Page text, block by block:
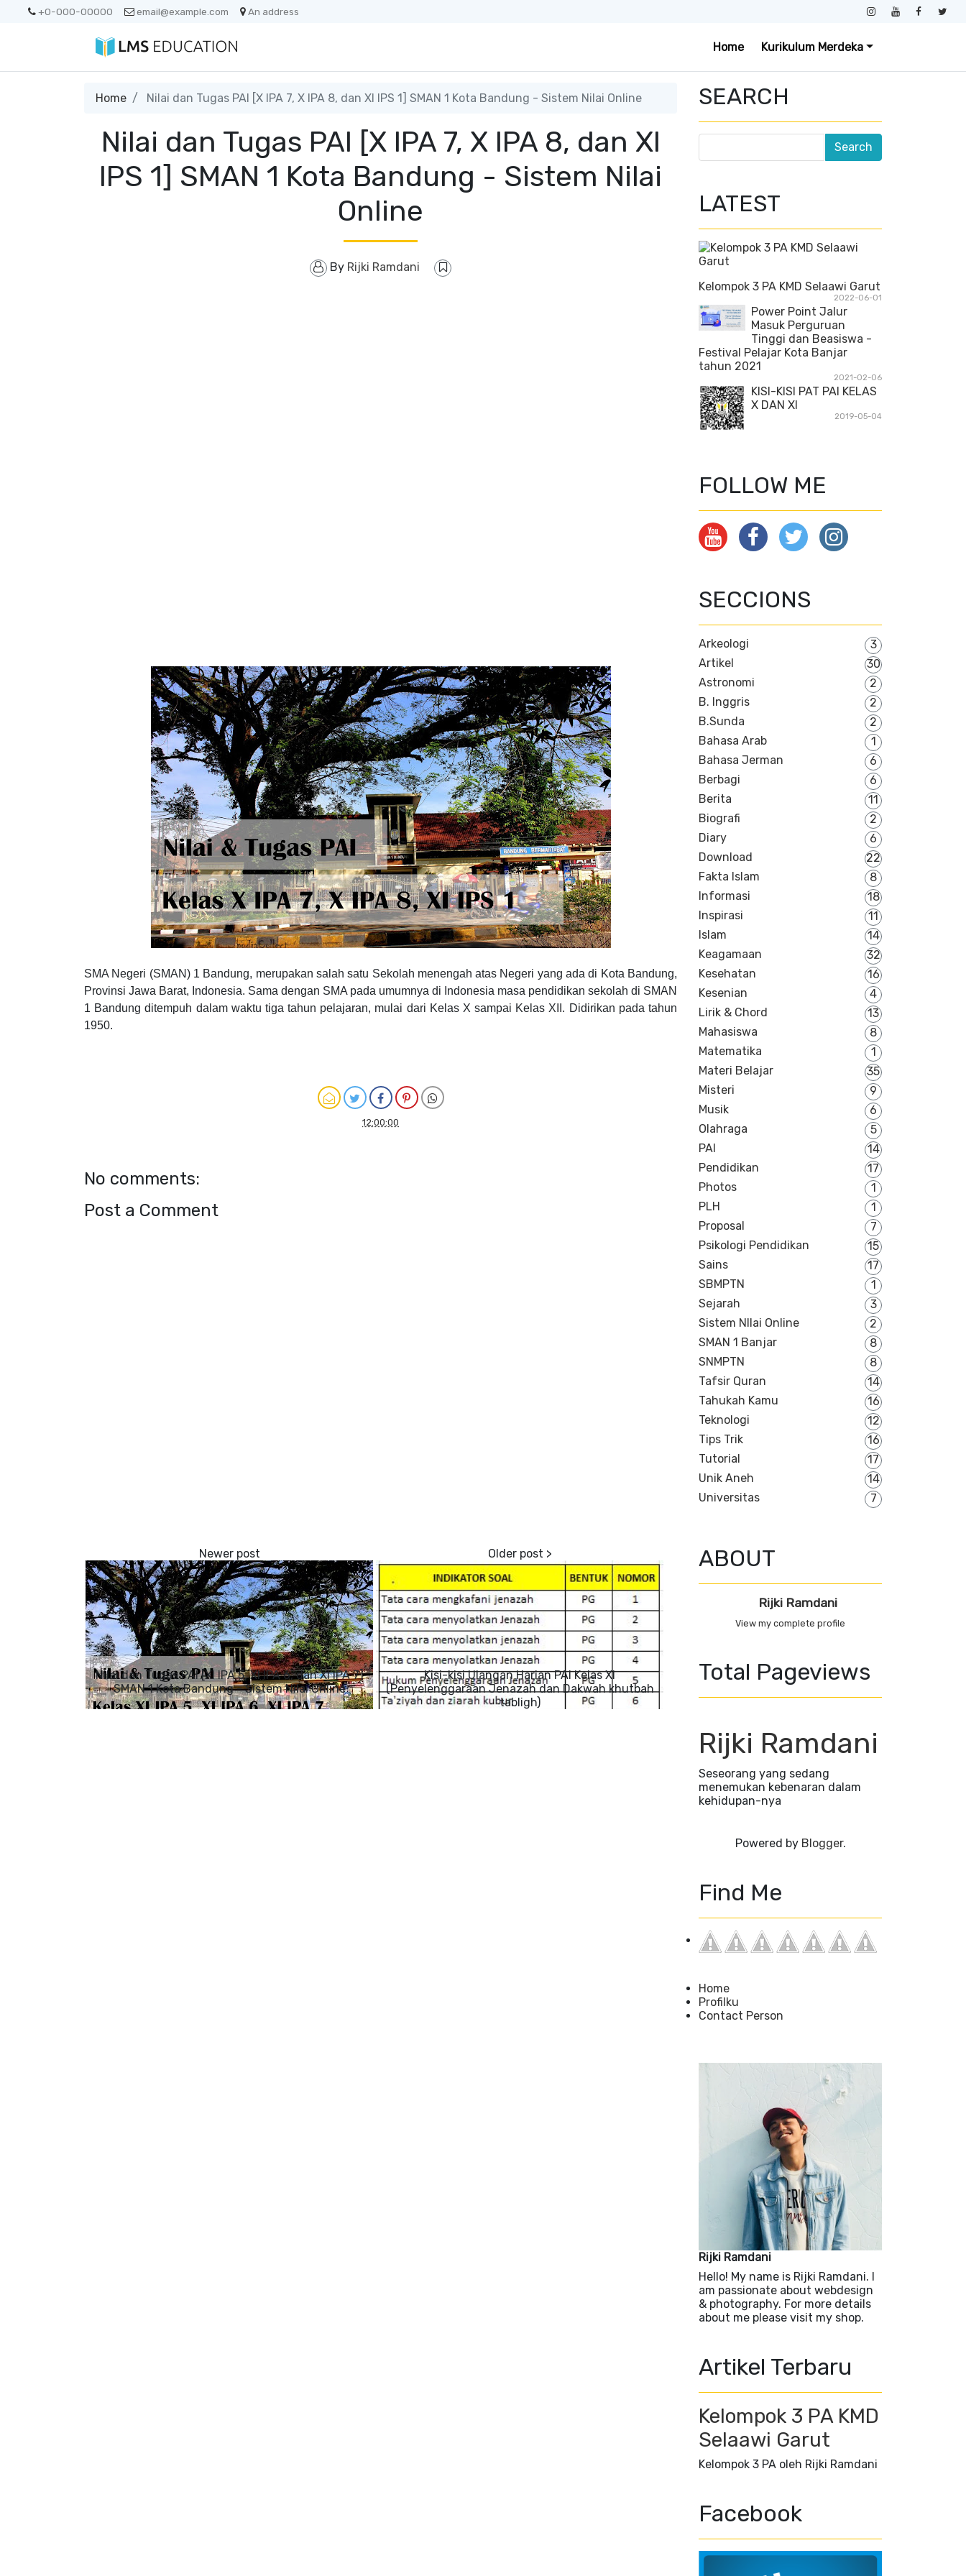
+0-000-00000 email@example.com An address
Home Kurikulum Merdeka
Home Nilai dan Tugas PAI [X IPA 7, X IPA 8, dan XI IPS 1] SMAN 1 Kota Bandung - Sistem Nilai Online
Nilai dan Tugas PAI [X IPA 7, X IPA 8, dan XI
IPS 1] SMAN 1 Kota Bandung - Sistem Nilai
Online
By Rijki Ramdani
SMA Negeri (SMAN) 1 Bandung, merupakan salah satu Sekolah menengah atas Negeri yang ada di Kota Bandung,
Provinsi Jawa Barat, Indonesia. Sama dengan SMA pada umumnya di Indonesia masa pendidikan sekolah di SMAN
1 Bandung ditempuh dalam waktu tiga tahun pelajaran, mulai dari Kelas X sampai Kelas XII. Didirikan pada tahun
1950.
12:00:00
No comments:
Post a Comment
Nilai dan Tugas PAI [XI IPA 5, XI IPA 6, dan XI IPA 7]
SMAN 1 Kota Bandung - Sistem Nilai Online
Kisi-kisi Ulangan Harian PAI Kelas XI
(Penyelenggaraan Jenazah dan Dakwah khutbah
tabligh)
SEARCH
LATEST
Kelompok 3 PA KMD Selaawi Garut
2022-06-01
Power Point Jalur
Masuk Perguruan
Tinggi dan Beasiswa -
Festival Pelajar Kota Banjar
tahun 2021
2021-02-06
KISI-KISI PAT PAI KELAS
X DAN XI
2019-05-04
FOLLOW ME
SECCIONS
Arkeologi
3
Artikel
30
Astronomi
2
B. Inggris
2
B.Sunda
2
Bahasa Arab
1
Bahasa Jerman
6
Berbagi
6
Berita
11
Biografi
2
Diary
6
Download
22
Fakta Islam
8
Informasi
18
Inspirasi
11
Islam
14
Keagamaan
32
Kesehatan
16
Kesenian
4
Lirik & Chord
13
Mahasiswa
8
Matematika
1
Materi Belajar
35
Misteri
9
Musik
6
Olahraga
5
PAI
14
Pendidikan
17
Photos
1
PLH
1
Proposal
7
Psikologi Pendidikan
15
Sains
17
SBMPTN
1
Sejarah
3
Sistem NIlai Online
2
SMAN 1 Banjar
8
SNMPTN
8
Tafsir Quran
14
Tahukah Kamu
16
Teknologi
12
Tips Trik
16
Tutorial
17
Unik Aneh
14
Universitas
7
ABOUT
Rijki Ramdani
View my complete profile
Total Pageviews
Rijki Ramdani
Seseorang yang sedang
menemukan kebenaran dalam
kehidupan-nya
Powered by Blogger.
Find Me
Home
Profilku
Contact Person
Rijki Ramdani
Hello! My name is Rijki Ramdani. I
am passionate about webdesign
& photography. For more details
about me please visit my shop.
Artikel Terbaru
Kelompok 3 PA KMD
Selaawi Garut
Kelompok 3 PA oleh Rijki Ramdani
Facebook